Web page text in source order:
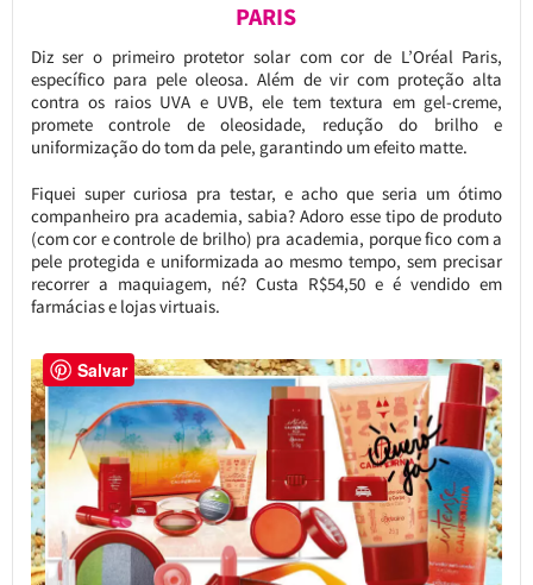
PARIS
Diz ser o primeiro protetor solar com cor de L’Oréal Paris,
específico para pele oleosa. Além de vir com proteção alta
contra os raios UVA e UVB, ele tem textura em gel-creme,
promete controle de oleosidade, redução do brilho e
uniformização do tom da pele, garantindo um efeito matte.
Fiquei super curiosa pra testar, e acho que seria um ótimo
companheiro pra academia, sabia? Adoro esse tipo de produto
(com cor e controle de brilho) pra academia, porque fico com a
pele protegida e uniformizada ao mesmo tempo, sem precisar
recorrer a maquiagem, né? Custa R$54,50 e é vendido em
farmácias e lojas virtuais.
Salvar